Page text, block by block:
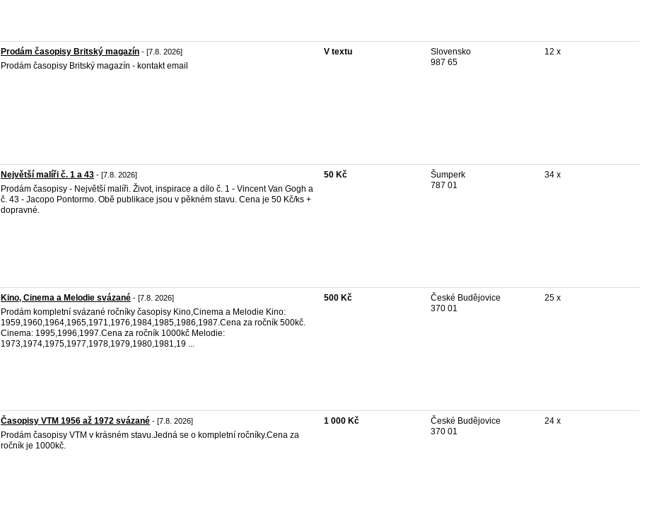
Prodám časopisy Britský magazín - [7.8. 2026]
Prodám časopisy Britský magazín - kontakt email
V textu
Slovensko
987 65
12 x
Největší malíři č. 1 a 43 - [7.8. 2026]
Prodám časopisy - Největší malíři. Život, inspirace a dílo č. 1 - Vincent Van Gogh a
č. 43 - Jacopo Pontormo. Obě publikace jsou v pěkném stavu. Cena je 50 Kč/ks +
dopravné.
50 Kč
Šumperk
787 01
34 x
Kino, Cinema a Melodie svázané - [7.8. 2026]
Prodám kompletní svázané ročníky časopisy Kino,Cinema a Melodie Kino:
1959,1960,1964,1965,1971,1976,1984,1985,1986,1987.Cena za ročník 500kč.
Cinema: 1995,1996,1997.Cena za ročník 1000kč Melodie:
1973,1974,1975,1977,1978,1979,1980,1981,19 ...
500 Kč
České Budějovice
370 01
25 x
Časopisy VTM 1956 až 1972 svázané - [7.8. 2026]
Prodám časopisy VTM v krásném stavu.Jedná se o kompletní ročníky.Cena za
ročník je 1000kč.
1 000 Kč
České Budějovice
370 01
24 x